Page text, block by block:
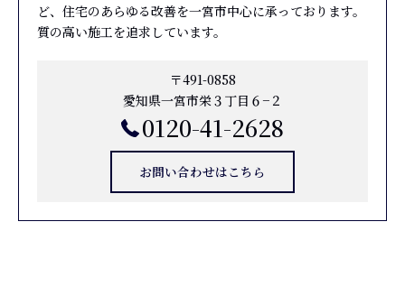
ど、住宅のあらゆる改善を一宮市中心に承っております。
質の高い施工を追求しています。
〒491-0858
愛知県一宮市栄３丁目６−２
0120-41-2628
お問い合わせはこちら